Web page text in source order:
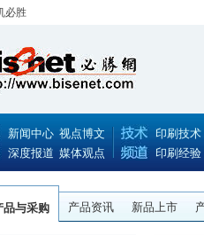
必胜
新闻中心 视点博文
深度报道 媒体观点
印刷技术
印刷经验
品与采购 产品资讯 新品上市